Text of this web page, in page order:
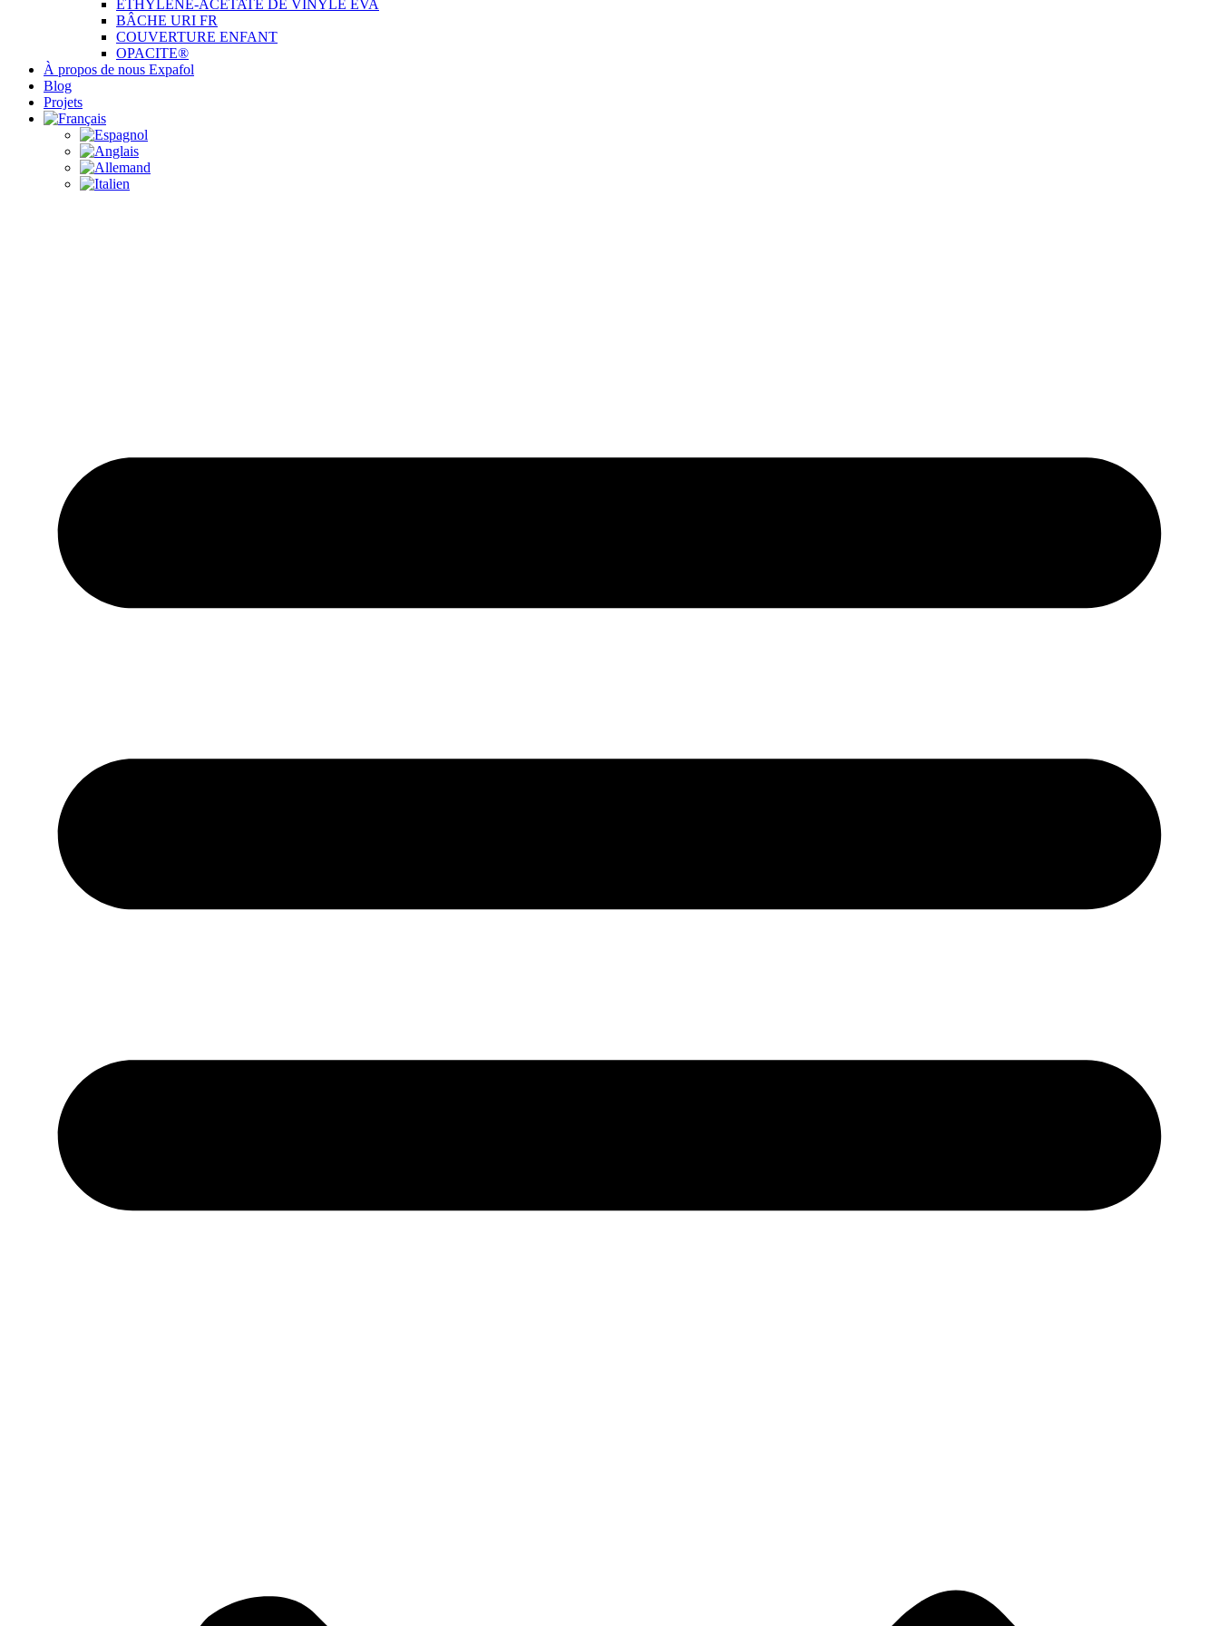
ÉTHYLÈNE-ACÉTATE DE VINYLE EVA
BÂCHE URI FR
COUVERTURE ENFANT
OPACITE®
À propos de nous Expafol
Blog
Projets